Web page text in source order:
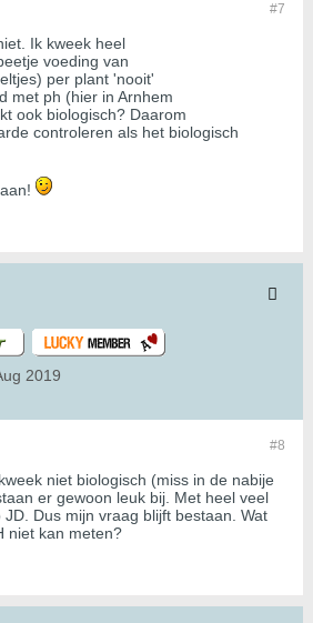
#7
Ik kweek heel
voeding van
per plant 'nooit'
met ph (hier in Arnhem
ook biologisch? Daarom
controleren als het biologisch
2019
#8
niet biologisch (miss in de nabije
er gewoon leuk bij. Met heel veel
Dus mijn vraag blijft bestaan. Wat
niet kan meten?